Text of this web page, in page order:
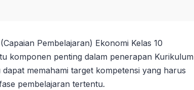
Pembelajaran) Ekonomi Kelas 10
komponen penting dalam penerapan Kurikulum
memahami target kompetensi yang harus
pembelajaran tertentu.